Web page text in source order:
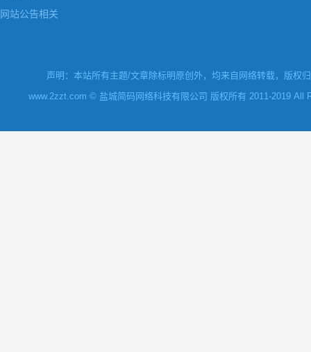
网站公告相关
声明：本站所有主题/文章除标明原创外，均来自网络转载，版权
www.2zzt.com © 盐城简码网络科技有限公司 版权所有 2011-2019